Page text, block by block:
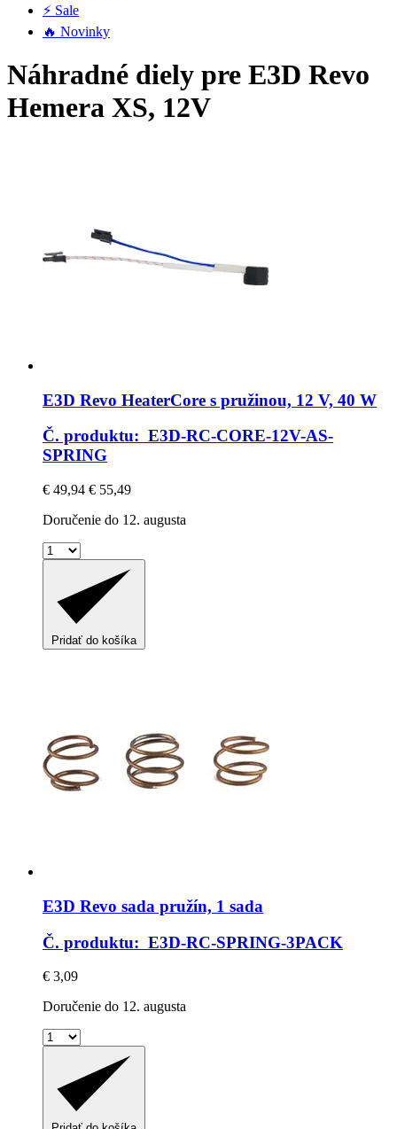
⚡ Sale
🔥 Novinky
Náhradné diely pre E3D Revo
Hemera XS, 12V
E3D Revo HeaterCore s pružinou, 12 V, 40 W
Č. produktu: E3D-RC-CORE-12V-AS-
SPRING
€ 49,94 € 55,49
Doručenie do 12. augusta
Pridať do košíka
E3D Revo sada pružín, 1 sada
Č. produktu: E3D-RC-SPRING-3PACK
€ 3,09
Doručenie do 12. augusta